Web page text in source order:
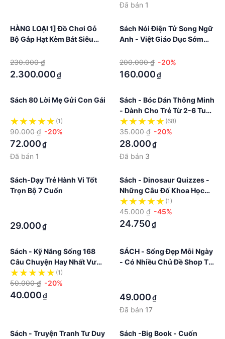
Đã bán 1
HÀNG LOẠI 1] Đồ Chơi Gỗ
Bộ Gắp Hạt Kèm Bát Siêu
Montessori
230.000 ₫
2.300.000₫
Sách Nói Điện Tử Song Ngữ
Anh - Việt Giáo Dục Sớm
2022
200.000 ₫ -20%
160.000₫
Sách 80 Lời Mẹ Gửi Con Gái
(1)
90.000 ₫ -20%
72.000₫
Đã bán 1
Sách - Bóc Dán Thông Minh
- Dành Cho Trẻ Từ 2-6 Tuổi
- Song Ngữ Việt Anh
(68)
35.000 ₫ -20%
28.000₫
Đã bán 3
Sách-Dạy Trẻ Hành Vi Tốt
Trọn Bộ 7 Cuốn
29.000₫
Sách - Dinosaur Quizzes -
Những Câu Đố Khoa Học
Dành Cho Học Sinh Về
Khủng Long -
8935212333436
(1)
45.000 ₫ -45%
24.750₫
Sách - Kỹ Năng Sống 168
Câu Chuyện Hay Nhất Vươn
Lên Để Thành Công
(1)
50.000 ₫ -20%
40.000₫
SÁCH - Sống Đẹp Mỗi Ngày
- Có Nhiều Chủ Đề Shop Tự
49.000₫
Đã bán 17
Sách - Truyện Tranh Tư Duy
Sách -Big Book - Cuốn